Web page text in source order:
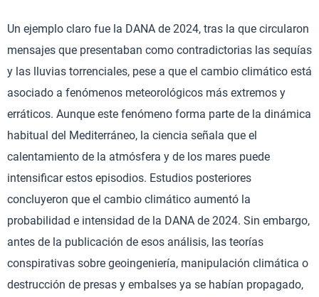
Un ejemplo claro fue la DANA de 2024, tras la que circularon
mensajes que presentaban como contradictorias las sequías
y las lluvias torrenciales, pese a que el cambio climático está
asociado a fenómenos meteorológicos más extremos y
erráticos. Aunque este fenómeno forma parte de la dinámica
habitual del Mediterráneo, la ciencia señala que el
calentamiento de la atmósfera y de los mares puede
intensificar estos episodios. Estudios posteriores
concluyeron que el cambio climático aumentó la
probabilidad e intensidad de la DANA de 2024. Sin embargo,
antes de la publicación de esos análisis, las teorías
conspirativas sobre geoingeniería, manipulación climática o
destrucción de presas y embalses ya se habían propagado,